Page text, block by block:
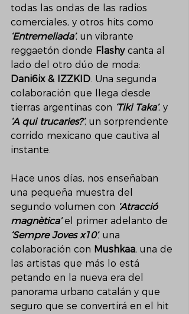
todas las ondas de las radios
comerciales, y otros hits como
‘Entremeliada’, un vibrante
reggaetón donde Flashy canta al
lado del otro dúo de moda:
Dani6ix & IZZKID. Una segunda
colaboración que llega desde
tierras argentinas con ‘Tiki Taka’, y
‘A qui trucaries?’, un sorprendente
corrido mexicano que cautiva al
instante.
Hace unos días, nos enseñaban
una pequeña muestra del
segundo volumen con ‘Atracció
magnètica’ el primer adelanto de
‘Sempre Joves x10’, una
colaboración con Mushkaa, una de
las artistas que más lo está
petando en la nueva era del
panorama urbano catalán y que
seguro que se convertirá en el hit